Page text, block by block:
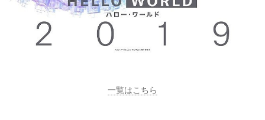
一覧はこちら